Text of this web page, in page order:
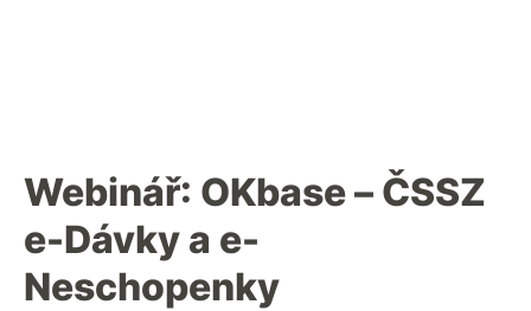
Webinář: OKbase – ČSSZ
e-Dávky a e-
Neschopenky